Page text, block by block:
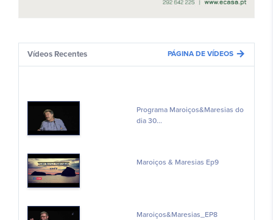
Vídeos Recentes PÁGINA DE VÍDEOS arrow_forward
Programa Maroiços&Maresias do
dia 30...
Maroiços & Maresias Ep9
Maroiços&Maresias_EP8